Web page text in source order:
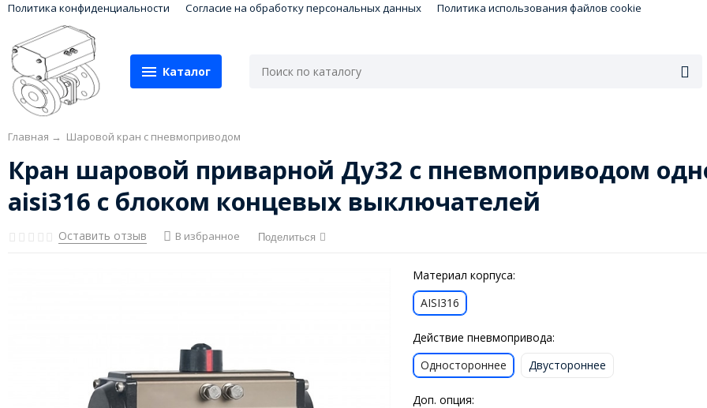
Политика конфиденциальности Согласие на обработку персональных данных Политика использования файлов cookie
Каталог
Главная → Шаровой кран с пневмоприводом
Кран шаровой приварной Ду32 с пневмоприводом
aisi316 с блоком концевых выключателей
Оставить отзыв В избранное Поделиться
Материал корпуса:
AISI316
Действие пневмопривода:
Одностороннее
Двустороннее
Доп. опция: